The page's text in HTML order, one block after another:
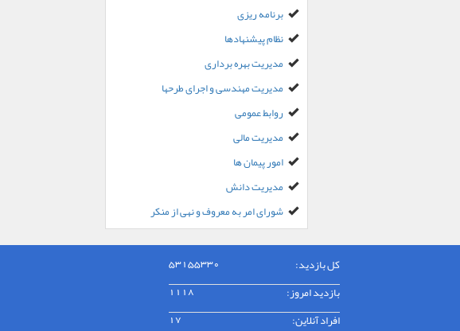
برنامه ریزی
نظام پیشنهادها
مدیریت بهره برداری
مدیریت مهندسی و اجرای طرحها
روابط عمومی
مدیریت مالی
امور پیمان ها
مدیریت دانش
شورای امر به معروف و نهی از منکر
کل بازدید: 53155330
بازدید امروز: 1118
افراد آنلاین: 17